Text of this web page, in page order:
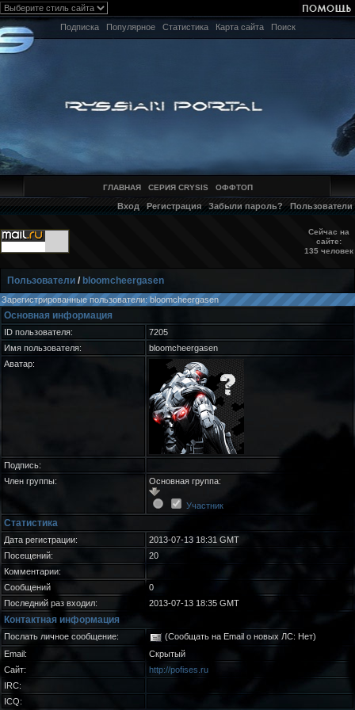
Подписка Популярное Статистика Карта сайта Поиск
ГЛАВНАЯ СЕРИЯ CRYSIS ОФФТОП
Вход Регистрация Забыли пароль? Пользователи
Сейчас на
сайте:
135 человек
Пользователи / bloomcheergasen
Зарегистрированные пользователи: bloomcheergasen
Основная информация
ID пользователя:
7205
Имя пользователя:
bloomcheergasen
Аватар:
Подпись:
Член группы:
Основная группа:
Участник
Статистика
Дата регистрации:
2013-07-13 18:31 GMT
Посещений:
20
Комментарии:
Сообщений
0
Последний раз входил:
2013-07-13 18:35 GMT
Контактная информация
Послать личное сообщение:
(Сообщать на Email о новых ЛС: Нет)
Email:
Скрытый
Сайт:
http://pofises.ru
IRC:
ICQ: